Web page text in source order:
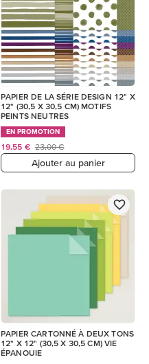
PAPIER DE LA SÉRIE DESIGN 12" X
12" (30,5 X 30,5 CM) MOTIFS
PEINTS NEUTRES
EN PROMOTION
19,55 € 23,00 €
Ajouter au panier
PAPIER CARTONNÉ À DEUX TONS
12" X 12" (30,5 X 30,5 CM) VIE
ÉPANOUIE